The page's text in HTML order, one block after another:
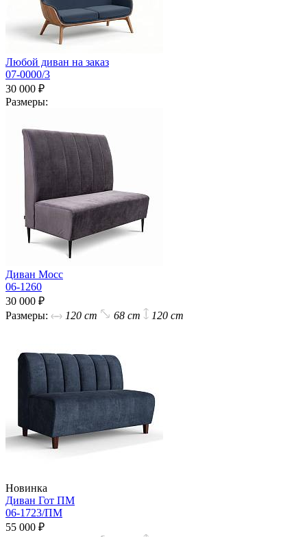
Любой диван на заказ
07-0000/3
30 000 ₽
Размеры:
Диван Мосс
06-1260
30 000 ₽
Размеры:
120 cm 68 cm 120 cm
Новинка
Диван Гот ПМ
06-1723/ПМ
55 000 ₽